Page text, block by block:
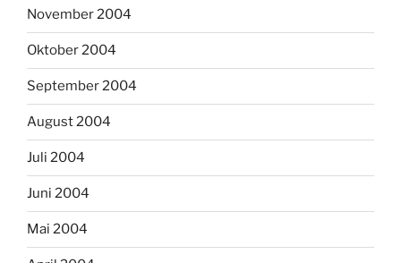
November 2004
Oktober 2004
September 2004
August 2004
Juli 2004
Juni 2004
Mai 2004